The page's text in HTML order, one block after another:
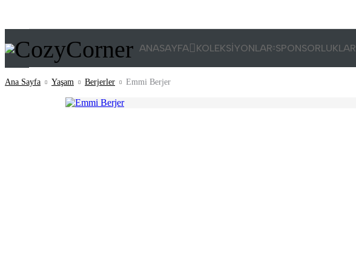
ANASAYFA KOLEKSİYONLAR SPONSORLUKLAR
Ana Sayfa Yaşam Berjerler Emmi Berjer